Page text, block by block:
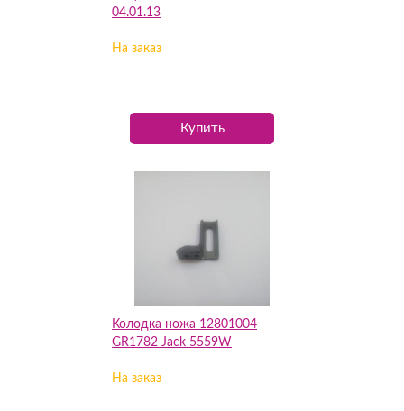
04.01.13
На заказ
Купить
Колодка ножа 12801004
GR1782 Jack 5559W
На заказ